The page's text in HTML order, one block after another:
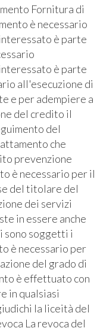
Fornitura di
è necessario
è parte
è parte
all'esecuzione di
e per adempiere a
del credito il
del
che
prevenzione
è necessario per il
del titolare del
dei servizi
in essere anche
sono soggetti i
è necessario per
del grado di
è effettuato con
in qualsiasi
la liceità del
La revoca del